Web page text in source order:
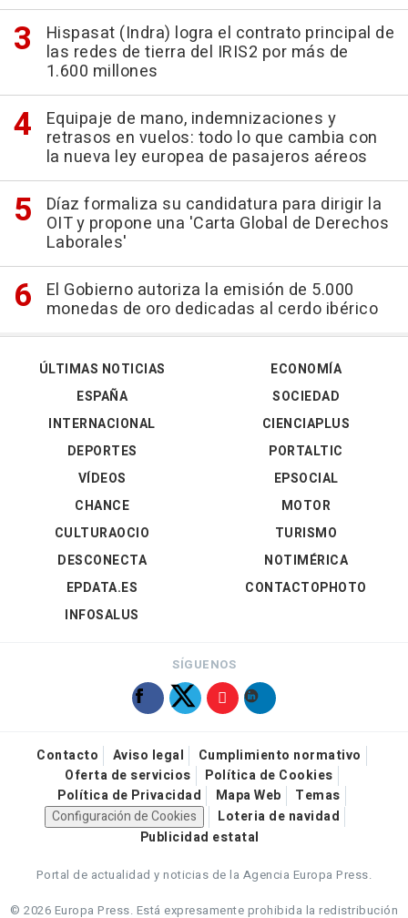
Hispasat (Indra) logra el contrato principal de
las redes de tierra del IRIS2 por más de
1.600 millones
Equipaje de mano, indemnizaciones y
retrasos en vuelos: todo lo que cambia con
la nueva ley europea de pasajeros aéreos
Díaz formaliza su candidatura para dirigir la
OIT y propone una 'Carta Global de Derechos
Laborales'
El Gobierno autoriza la emisión de 5.000
monedas de oro dedicadas al cerdo ibérico
ÚLTIMAS NOTICIAS
ESPAÑA
INTERNACIONAL
DEPORTES
VÍDEOS
ECONOMÍA
SOCIEDAD
CIENCIAPLUS
PORTALTIC
EPSOCIAL
CHANCE
CULTURAOCIO
DESCONECTA
EPDATA.ES
INFOSALUS
MOTOR
TURISMO
NOTIMÉRICA
CONTACTOPHOTO
SÍGUENOS
Contacto Aviso legal
Cumplimiento normativo
Oferta de servicios
Política de Cookies
Política de Privacidad
Mapa Web
Temas
Configuración de Cookies
Loteria de navidad
Publicidad estatal
Portal de actualidad y noticias de la Agencia Europa Press.
© 2026 Europa Press. Está expresamente prohibida la redistribución